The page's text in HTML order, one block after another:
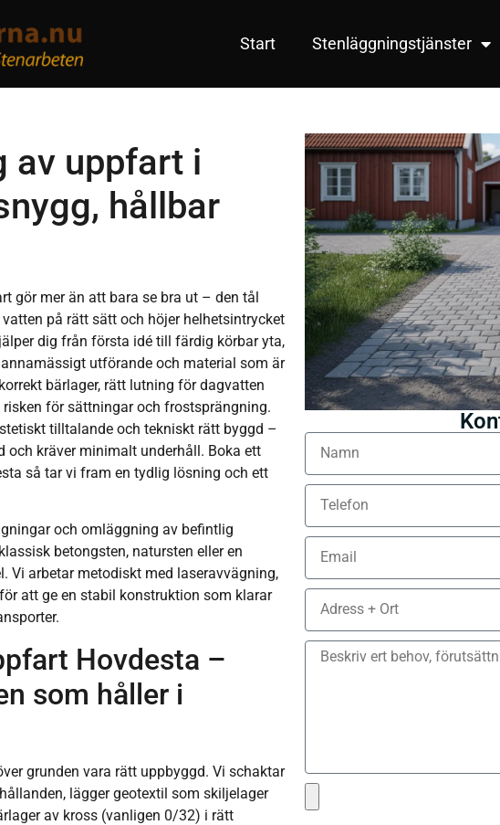
Start Stenläggningstjänster
av uppfart i
hållbar
gör mer än att bara se bra ut – den tål
på rätt sätt och höjer helhetsintrycket
dig från första idé till färdig körbar yta,
utförande och material som är
bärlager, rätt lutning för dagvatten
för sättningar och frostsprängning.
tilltalande och tekniskt rätt byggd –
och kräver minimalt underhåll. Boka ett
så tar vi fram en tydlig lösning och ett
och omläggning av befintlig
betongsten, natursten eller en
Vi arbetar metodiskt med laseravvägning,
att ge en stabil konstruktion som klarar
Hovdesta –
som håller i
grunden vara rätt uppbyggd. Vi schaktar
lägger geotextil som skiljelager
av kross (vanligen 0/32) i rätt